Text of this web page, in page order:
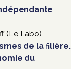
(Le Labo)
de la filière.
du